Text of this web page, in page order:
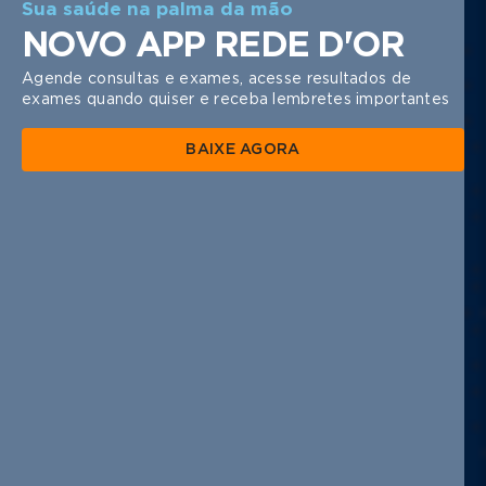
Sua saúde na palma da mão
NOVO APP REDE D'OR
Agende consultas e exames, acesse resultados de
exames quando quiser e receba lembretes importantes
BAIXE AGORA